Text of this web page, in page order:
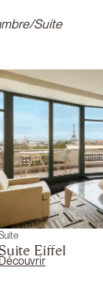
Suite
Suite Eiffel
Découvrir